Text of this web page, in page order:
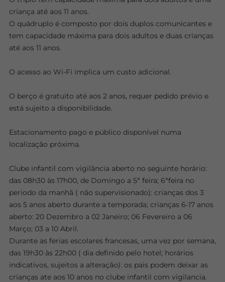
criança até aos 11 anos.
O quádruplo é composto por dois duplos comunicantes e
tem capacidade máxima para dois adultos e duas crianças
até aos 11 anos.
O acesso ao Wi-Fi implica um custo adicional.
O berço é gratuito até aos 2 anos, requer pedido prévio e
está sujeito a disponibilidade.
Estacionamento pago e público disponível numa
localização próxima.
Clube infantil com vigilância aberto no seguinte horário:
das 08h30 às 17h00, de Domingo a 5ª feira; 6ªfeira no
periodo da manhã ( não supervisionado): crianças dos 3
aos 5 anos aberto durante a temporada; crianças 6-17 anos
aberto: 20 Dezembro a 02 Janeiro; 06 Fevereiro a 06
Março; 03 a 10 Abril.
Durante as ferias escolares francesas, uma vez por semana,
das 19h30 às 22h00 ( dia definido pelo hotel; horários
indicativos, sujeitos a alteração): os pais podem deixar as
crianças ate aos 10 anos no clube infantil com vigilancia.